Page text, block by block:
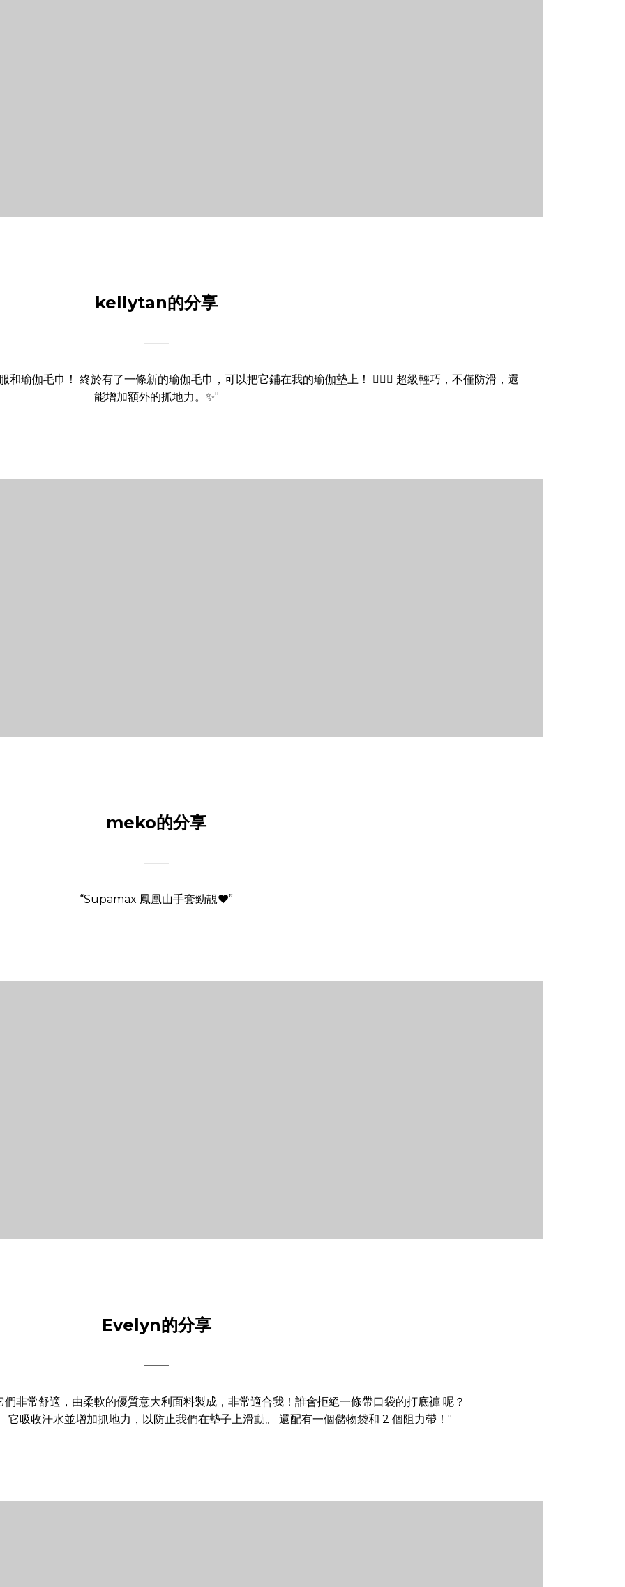
kellytan的分享
——
瑜伽毛巾！ 終於有了一條新的瑜伽毛巾，可以把它鋪在我的瑜伽墊上！ 🧘🏻‍♀️ 超級輕巧，不僅防滑，還
能增加額外的抓地力。✨"
meko的分享
——
“Supamax 鳳凰山手套勁靚❤️”
Evelyn的分享
——
非常舒適，由柔軟的優質意大利面料製成，非常適合我！誰會拒絕一條帶口袋的打底褲 呢？
它吸收汗水並增加抓地力，以防止我們在墊子上滑動。 還配有一個儲物袋和 2 個阻力帶！"